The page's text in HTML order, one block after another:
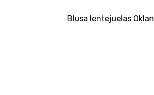
Blusa lentejuelas Oklan